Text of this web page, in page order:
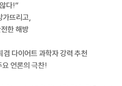
터 당뇨병 전 단계라는 말을 들었다.
걱정하지 않아도 된다고 강조했다.
년 9,000만 회 이상 처방되는 약의
.
다!”
가뜨리고,
한 해방
다이어트 과학자 강력 추천
요 언론의 극찬!